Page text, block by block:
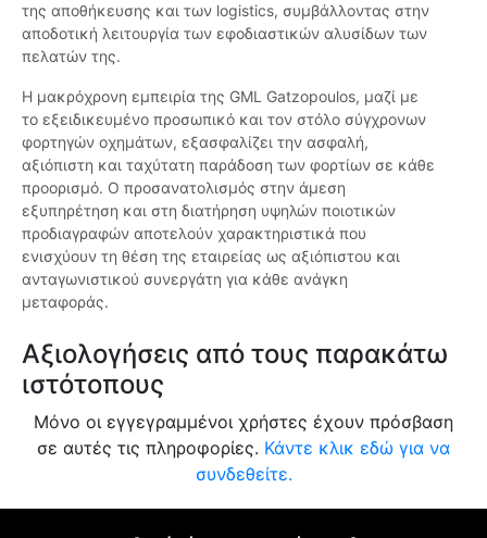
της αποθήκευσης και των logistics, συμβάλλοντας στην
αποδοτική λειτουργία των εφοδιαστικών αλυσίδων των
πελατών της.
Η μακρόχρονη εμπειρία της GML Gatzopoulos, μαζί με
το εξειδικευμένο προσωπικό και τον στόλο σύγχρονων
φορτηγών οχημάτων, εξασφαλίζει την ασφαλή,
αξιόπιστη και ταχύτατη παράδοση των φορτίων σε κάθε
προορισμό. Ο προσανατολισμός στην άμεση
εξυπηρέτηση και στη διατήρηση υψηλών ποιοτικών
προδιαγραφών αποτελούν χαρακτηριστικά που
ενισχύουν τη θέση της εταιρείας ως αξιόπιστου και
ανταγωνιστικού συνεργάτη για κάθε ανάγκη
μεταφοράς.
Αξιολογήσεις από τους παρακάτω
ιστότοπους
Μόνο οι εγγεγραμμένοι χρήστες έχουν πρόσβαση
σε αυτές τις πληροφορίες. Κάντε κλικ εδώ για να
συνδεθείτε.